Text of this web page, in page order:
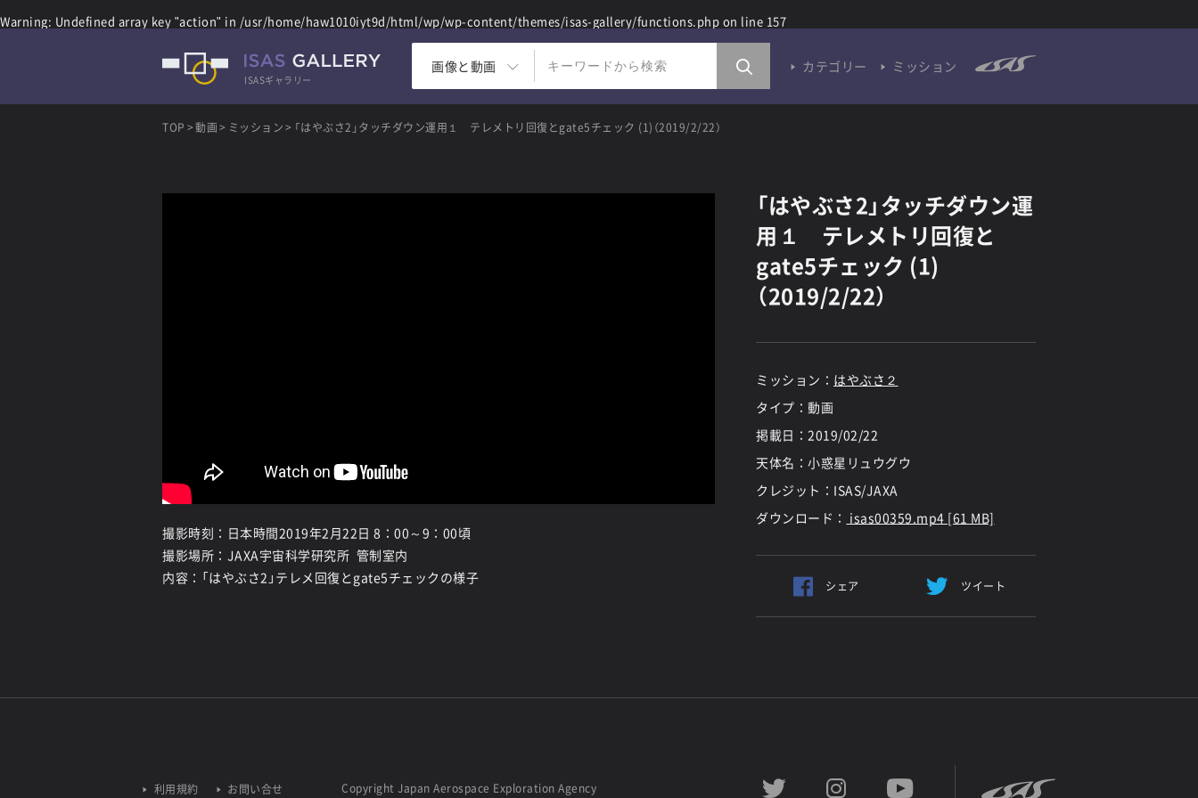
Warning: Undefined array key "action" in /usr/home/haw1010iyt9d/html/wp/wp-content/themes/isas-gallery/functions.php on line 157
ISASギャラリー
画像と動画 カテゴリー ミッション
「はやぶさ2」タッチダウン運
用１ テレメトリ回復と
gate5チェック (1)
（2019/2/22）
ミッション： はやぶさ２
タイプ：動画
掲載日： 2019/02/22
天体名：小惑星リュウグウ
クレジット：ISAS/JAXA
ダウンロード： isas00359.mp4 [61 MB]
シェア ツイート
撮影時刻：日本時間2019年2月22日 8：00～9：00頃
撮影場所：JAXA宇宙科学研究所 管制室内
内容：「はやぶさ2」テレメ回復とgate5チェックの様子
TOP 動画 ミッション 「はやぶさ2」タッチダウン運用１ テレメトリ回復とgate5チェック (1)（2019/2/22）
利用規約 お問い合せ Copyright Japan Aerospace Exploration Agency